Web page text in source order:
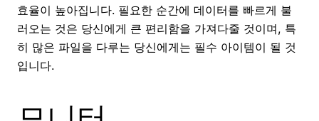
효율이 높아집니다. 필요한 순간에 데이터를 빠르게 불
러오는 것은 당신에게 큰 편리함을 가져다줄 것이며, 특
히 많은 파일을 다루는 당신에게는 필수 아이템이 될 것
입니다.